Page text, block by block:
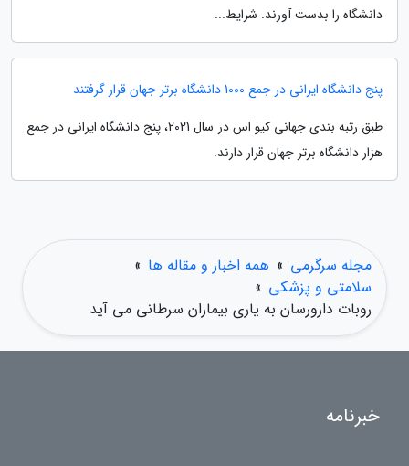
دانشگاه را بدست آورند. شرایط...
پنج دانشگاه ایرانی در جمع 1000 دانشگاه برتر جهان قرار گرفتند
طبق رتبه بندی جهانی کیو اس در سال 2021، پنج دانشگاه ایرانی در جمع
هزار دانشگاه برتر جهان قرار دارند.
مجله سرگرمی » همه اخبار و مقاله ها »
سلامتی و پزشکی »
روبات دارورسان به یاری بیماران سرطانی می آید
خبرنامه